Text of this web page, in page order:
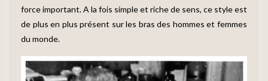
force important. A la fois simple et riche de sens, ce style est
de plus en plus présent sur les bras des hommes et femmes
du monde.